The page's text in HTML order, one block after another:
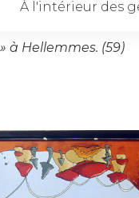
À l'intérieur des
à Hellemmes. (59)